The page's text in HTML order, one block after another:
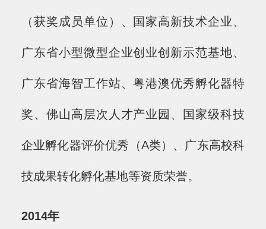
（获奖成员单位）、国家高新技术企业、
广东省小型微型企业创业创新示范基地、
广东省海智工作站、粤港澳优秀孵化器特
奖、佛山高层次人才产业园、国家级科技
企业孵化器评价优秀（A类）、广东高校科
技成果转化孵化基地等资质荣誉。
2014年